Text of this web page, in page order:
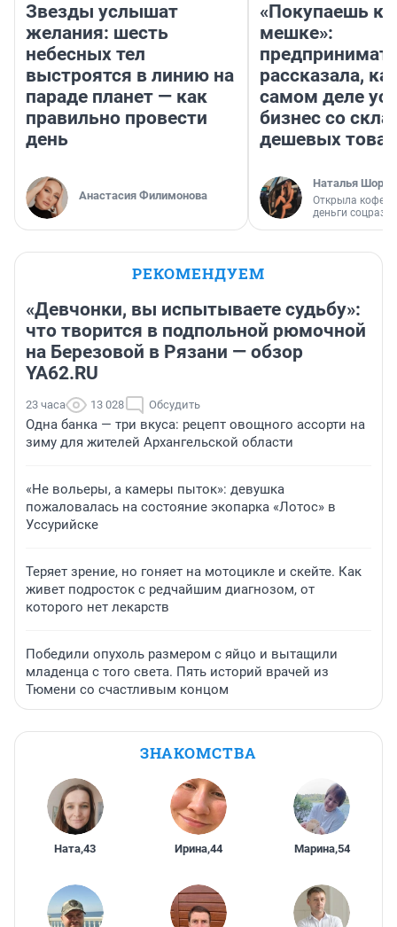
Звезды услышат
желания: шесть
небесных тел
выстроятся в линию на
параде планет — как
правильно провести
день
Анастасия Филимонова
«Покупаешь
мешке»:
рассказала,
самом деле
бизнес со
дешевых
Наталья
Открыла
деньги
РЕКОМЕНДУЕМ
«Девчонки, вы испытываете судьбу»:
что творится в подпольной рюмочной
на Березовой в Рязани — обзор
YA62.RU
23 часа 13 028 Обсудить
Одна банка — три вкуса: рецепт овощного ассорти на
зиму для жителей Архангельской области
«Не вольеры, а камеры пыток»: девушка
пожаловалась на состояние экопарка «Лотос» в
Уссурийске
Теряет зрение, но гоняет на мотоцикле и скейте. Как
живет подросток с редчайшим диагнозом, от
которого нет лекарств
Победили опухоль размером с яйцо и вытащили
младенца с того света. Пять историй врачей из
Тюмени со счастливым концом
ЗНАКОМСТВА
Ната,43 Ирина,44 Марина,54